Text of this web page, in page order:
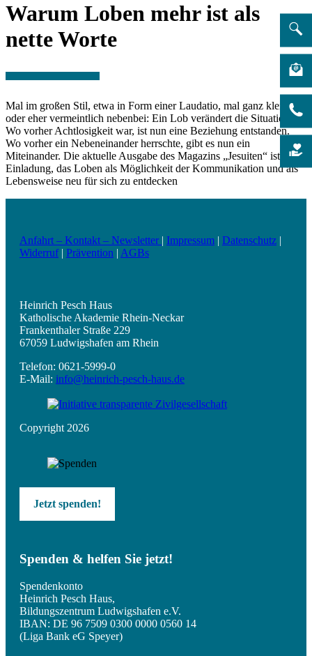
Warum Loben mehr ist als
nette Worte
Mal im großen Stil, etwa in Form einer Laudatio, mal ganz klein
oder eher vermeintlich nebenbei: Ein Lob verändert die Situation.
Wo vorher Achtlosigkeit war, ist nun eine Beziehung entstanden.
Wo vorher ein Nebeneinander herrschte, gibt es nun ein
Miteinander. Die aktuelle Ausgabe des Magazins „Jesuiten“ ist eine
Einladung, das Loben als Möglichkeit der Kommunikation und als
Lebensweise neu für sich zu entdecken
Anfahrt – Kontakt – Newsletter | Impressum | Datenschutz |
Widerruf| Prävention | AGBs
Heinrich Pesch Haus
Katholische Akademie Rhein-Neckar
Frankenthaler Straße 229
67059 Ludwigshafen am Rhein
Telefon: 0621-5999-0
E-Mail: info@heinrich-pesch-haus.de
Copyright 2026
Jetzt spenden!
Spenden & helfen Sie jetzt!
Spendenkonto
Heinrich Pesch Haus,
Bildungszentrum Ludwigshafen e.V.
IBAN: DE 96 7509 0300 0000 0560 14
(Liga Bank eG Speyer)